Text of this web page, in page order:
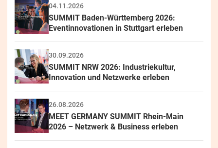
04.11.2026
SUMMIT Baden-Württemberg 2026:
Eventinnovationen in Stuttgart erleben
30.09.2026
SUMMIT NRW 2026: Industriekultur,
Innovation und Netzwerke erleben
26.08.2026
MEET GERMANY SUMMIT Rhein-Main
2026 – Netzwerk & Business erleben